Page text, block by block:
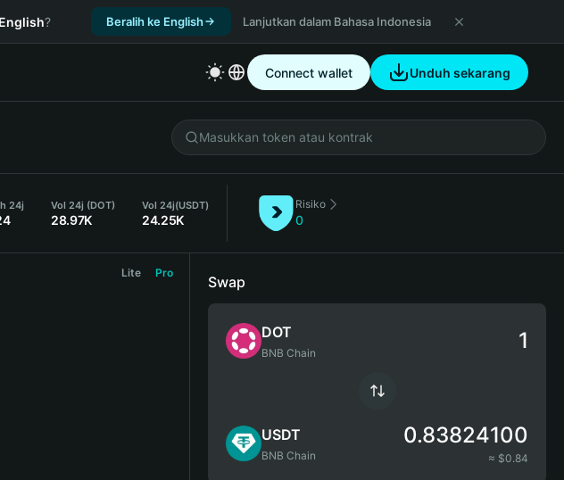
English? Beralih ke English Lanjutkan dalam Bahasa Indonesia
Connect wallet Unduh sekarang
24j Vol 24j (DOT)
28.97K
Vol 24j(USDT)
24.25K
Risiko
0
Lite Pro
Swap
DOT
BNB Chain
USDT
BNB Chain
0.83824100
≈ $0.84